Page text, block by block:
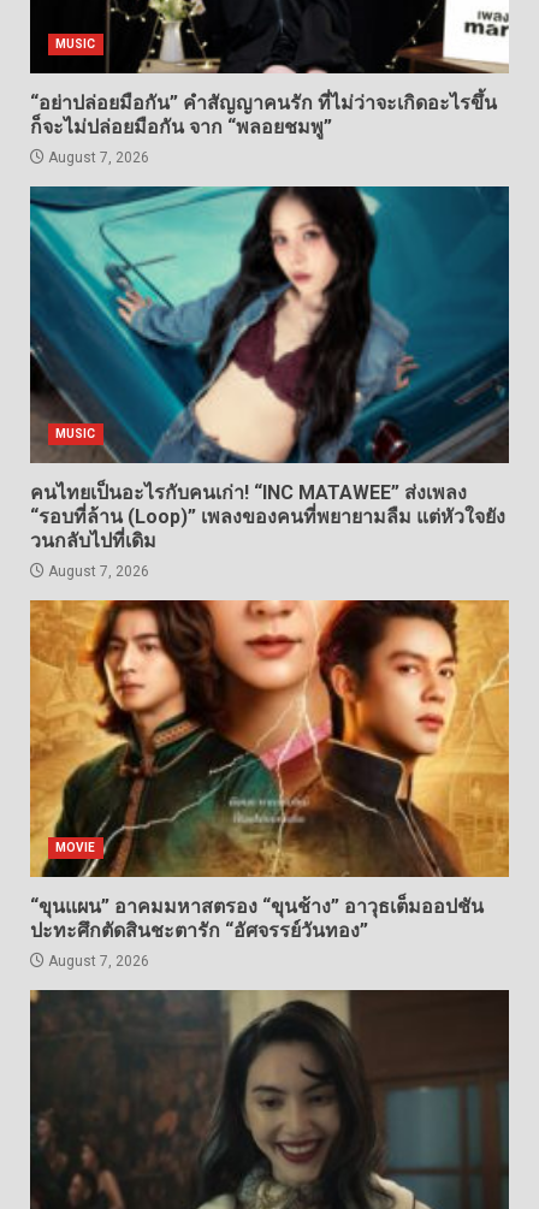
MUSIC
“อย่าปล่อยมือกัน” คำสัญญาคนรัก ที่ไม่ว่าจะเกิดอะไรขึ้น
ก็จะไม่ปล่อยมือกัน จาก “พลอยชมพู”
August 7, 2026
MUSIC
คนไทยเป็นอะไรกับคนเก่า! “INC MATAWEE” ส่งเพลง
“รอบที่ล้าน (Loop)” เพลงของคนที่พยายามลืม แต่หัวใจยัง
วนกลับไปที่เดิม
August 7, 2026
MOVIE
“ขุนแผน” อาคมมหาสตรอง “ขุนช้าง” อาวุธเต็มออปชัน
ปะทะศึกตัดสินชะตารัก “อัศจรรย์วันทอง”
August 7, 2026